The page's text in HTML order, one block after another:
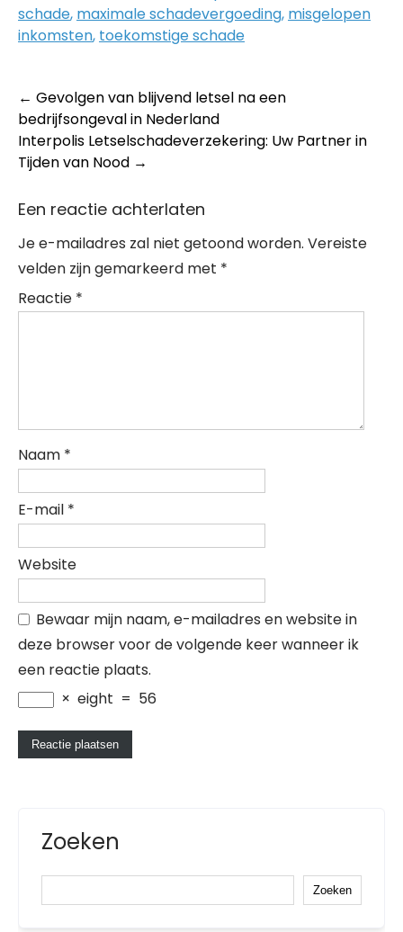
schade, maximale schadevergoeding, misgelopen
inkomsten, toekomstige schade
Post
navigation
← Gevolgen van blijvend letsel na een
bedrijfsongeval in Nederland
Interpolis Letselschadeverzekering: Uw Partner in
Tijden van Nood →
Een reactie achterlaten
Je e-mailadres zal niet getoond worden. Vereiste
velden zijn gemarkeerd met *
Reactie *
Naam *
E-mail *
Website
Bewaar mijn naam, e-mailadres en website in
deze browser voor de volgende keer wanneer ik
een reactie plaats.
× eight = 56
Zoeken
Zoeken